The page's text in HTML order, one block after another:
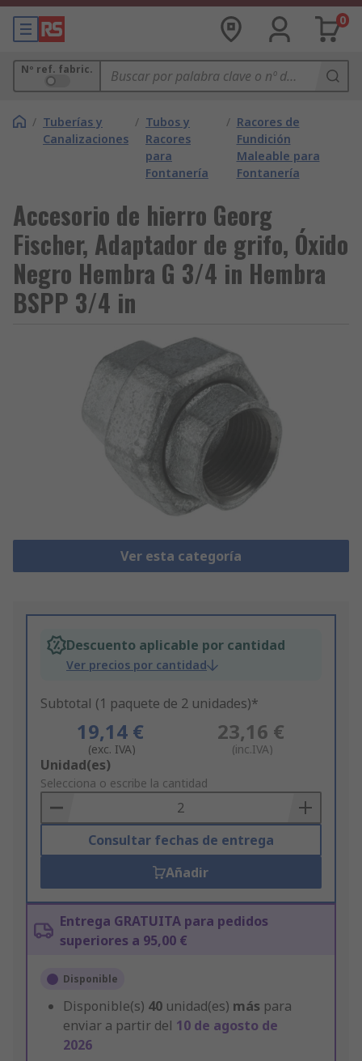
0
Nº ref. fabric.
/ Tuberías y
Canalizaciones
/ Tubos y
Racores
para
Fontanería
/ Racores de
Fundición
Maleable para
Fontanería
Accesorio de hierro Georg
Fischer, Adaptador de grifo, Óxido
Negro Hembra G 3/4 in Hembra
BSPP 3/4 in
Ver esta categoría
Descuento aplicable por cantidad
Ver precios por cantidad
Subtotal (1 paquete de 2 unidades)*
19,14 €
(exc. IVA)
23,16 €
(inc.IVA)
Add
to
Basket
Unidad(es)
Selecciona o escribe la cantidad
Consultar fechas de entrega
Añadir
Entrega GRATUITA para pedidos
superiores a 95,00 €
Disponible
Disponible(s) 40 unidad(es) más para
enviar a partir del 10 de agosto de
2026